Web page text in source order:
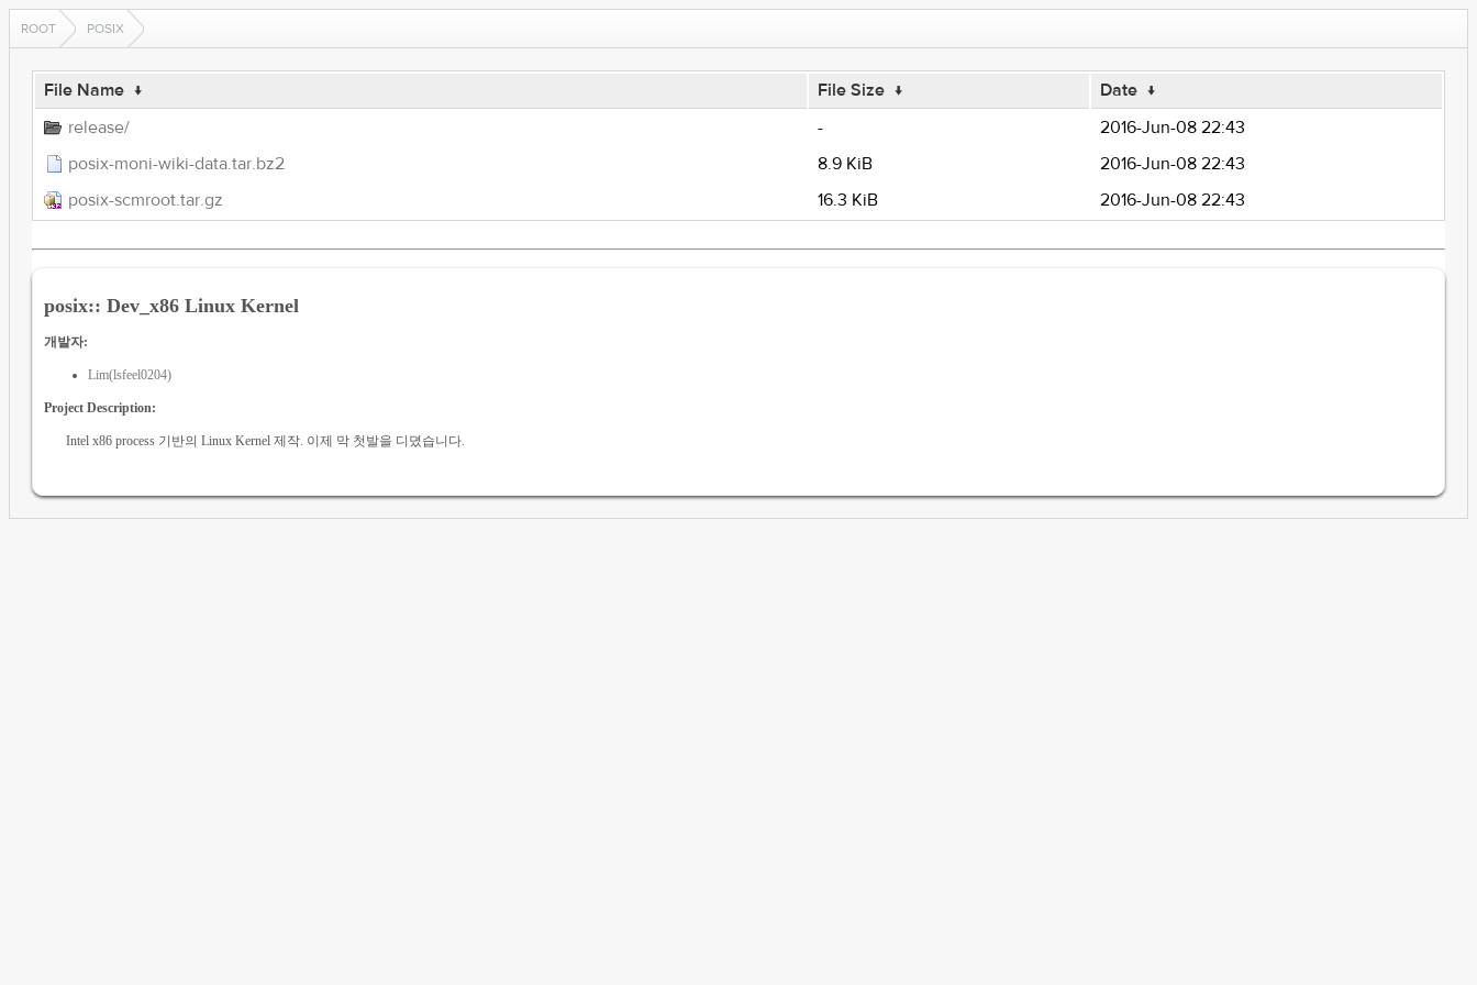
ROOT POSIX
File Name ↓ File Size ↓ Date ↓
release/
-
2016-Jun-08 22:43
posix-moni-wiki-data.tar.bz2
8.9 KiB
2016-Jun-08 22:43
posix-scmroot.tar.gz
16.3 KiB 2016-Jun-08 22:43
posix:: Dev_x86 Linux Kernel
개발자:
Lim(lsfeel0204)
Project Description:
Intel x86 process 기반의 Linux Kernel 제작. 이제 막 첫발을 디뎠습니다.